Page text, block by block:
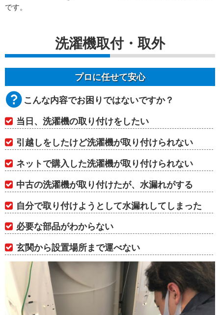
です。
洗濯機取付・取外
プロに任せて安心
こんな内容でお困りではないですか？
当日、洗濯機の取り付けをしたい
引越しをしたけど洗濯機が取り付けられない
ネットで購入した洗濯機が取り付けられない
中古の洗濯機が取り付けたが、水漏れがする
自分で取り付けようとして水漏れしてしまった
必要な部品がわからない
玄関から設置場所まで運べない